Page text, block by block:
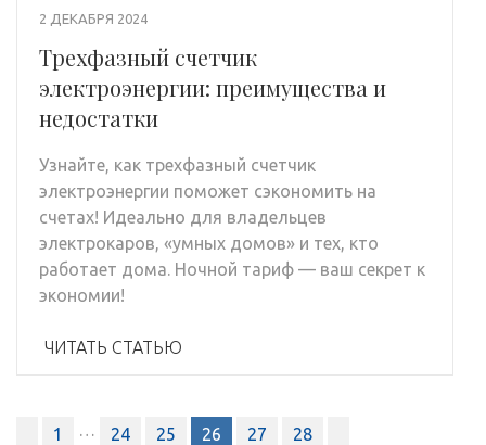
2 ДЕКАБРЯ 2024
Трехфазный счетчик
электроэнергии: преимущества и
недостатки
Узнайте, как трехфазный счетчик
электроэнергии поможет сэкономить на
счетах! Идеально для владельцев
электрокаров, «умных домов» и тех, кто
работает дома. Ночной тариф — ваш секрет к
экономии!
ЧИТАТЬ СТАТЬЮ
Пагинация
1 … 24 25 26 27 28